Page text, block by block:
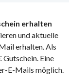
erhalten
und aktuelle
erhalten. Als
Gutschein. Eine
E-Mails möglich.